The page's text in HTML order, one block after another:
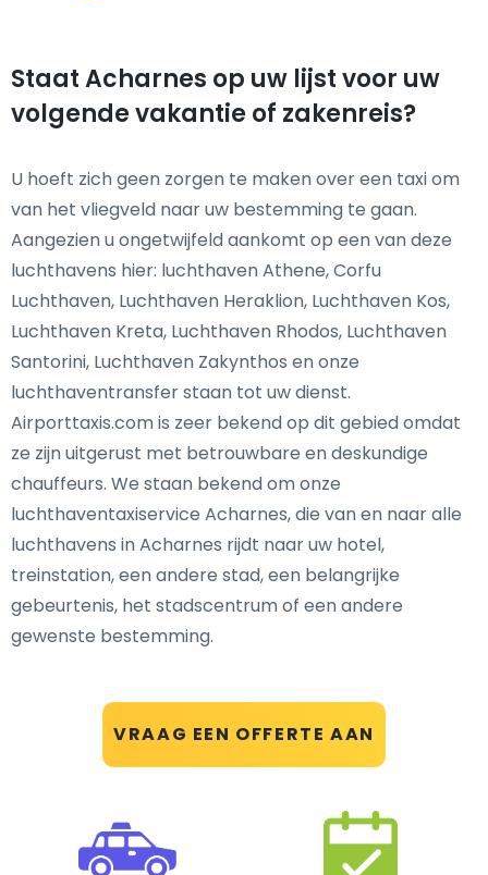
VRAAG EEN OFFERTE AAN
Staat Acharnes op uw lijst voor uw
volgende vakantie of zakenreis?
U hoeft zich geen zorgen te maken over een taxi om
van het vliegveld naar uw bestemming te gaan.
Aangezien u ongetwijfeld aankomt op een van deze
luchthavens hier: luchthaven Athene, Corfu
Luchthaven, Luchthaven Heraklion, Luchthaven Kos,
Luchthaven Kreta, Luchthaven Rhodos, Luchthaven
Santorini, Luchthaven Zakynthos en onze
luchthaventransfer staan tot uw dienst.
Airporttaxis.com is zeer bekend op dit gebied omdat
ze zijn uitgerust met betrouwbare en deskundige
chauffeurs. We staan bekend om onze
luchthaventaxiservice Acharnes, die van en naar alle
luchthavens in Acharnes rijdt naar uw hotel,
treinstation, een andere stad, een belangrijke
gebeurtenis, het stadscentrum of een andere
gewenste bestemming.